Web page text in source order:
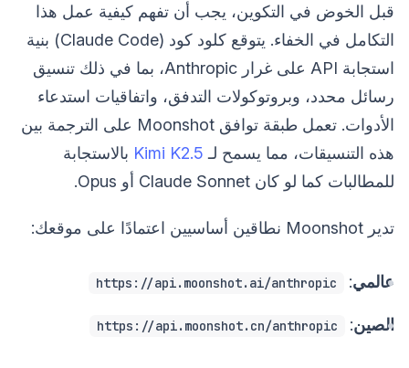
قبل الخوض في التكوين، يجب أن تفهم كيفية عمل هذا
التكامل في الخفاء. يتوقع كلود كود (Claude Code) بنية
استجابة API على غرار Anthropic، بما في ذلك تنسيق
رسائل محدد، وبروتوكولات التدفق، واتفاقيات استدعاء
الأدوات. تعمل طبقة توافق Moonshot على الترجمة بين
هذه التنسيقات، مما يسمح لـ Kimi K2.5 بالاستجابة
للمطالبات كما لو كان Claude Sonnet أو Opus.
تدير Moonshot نطاقين أساسيين اعتمادًا على موقعك:
عالمي:
https://api.moonshot.ai/anthropic
الصين:
https://api.moonshot.cn/anthropic